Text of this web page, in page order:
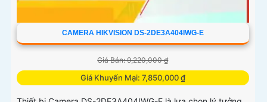
CAMERA HIKVISION DS-2DE3A404IWG-E
Giá Bán: 9,220,000 ₫
Giá Khuyến Mại: 7,850,000 ₫